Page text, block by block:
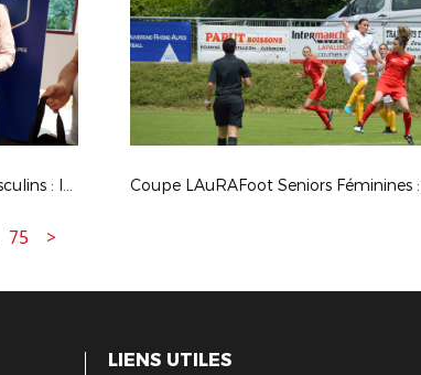
Coupe LAuRAFoot Seniors Masculins : les images du titre remporté par le FC Salaise face à Hauts Lyonnais
75 >
LIENS UTILES